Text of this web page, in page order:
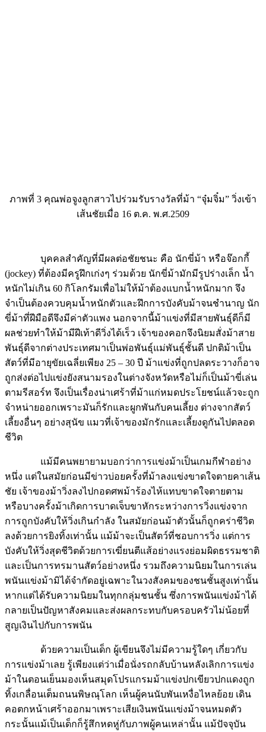
ภาพที่ 3 คุณพ่อจูงลูกสาวไปร่วมรับรางวัลที่ม้า “จุ๋มจิ๋ม” วิ่งเข้า
เส้นชัยเมื่อ 16 ต.ค. พ.ศ.2509
บุคคลสำคัญที่มีผลต่อชัยชนะ คือ นักขี่ม้า หรือจ๊อกกี้
(jockey) ที่ต้องมีครูฝึกเก่งๆ ร่วมด้วย นักขี่ม้ามักมีรูปร่างเล็ก น้ำ
หนักไม่เกิน 60 กิโลกรัมเพื่อไม่ให้ม้าต้องแบกน้ำหนักมาก จึง
จำเป็นต้องควบคุมน้ำหนักตัวและฝึกการบังคับม้าจนชำนาญ นัก
ขี่ม้าที่ฝีมือดีจึงมีค่าตัวแพง นอกจากนี้ม้าแข่งที่มีสายพันธุ์ดีก็มี
ผลช่วยทำให้ม้ามีฝีเท้าดีวิ่งได้เร็ว เจ้าของคอกจึงนิยมสั่งม้าสาย
พันธุ์ดีจากต่างประเทศมาเป็นพ่อพันธุ์แม่พันธุ์ชั้นดี ปกติม้าเป็น
สัตว์ที่มีอายุขัยเฉลี่ยเพียง 25 – 30 ปี ม้าแข่งที่ถูกปลดระวางก็อาจ
ถูกส่งต่อไปแข่งยังสนามรองในต่างจังหวัดหรือไม่ก็เป็นม้าขี่เล่น
ตามรีสอร์ท จึงเป็นเรื่องน่าเศร้าที่ม้าแก่หมดประโยชน์แล้วจะถูก
จำหน่ายออกเพราะมันก็รักและผูกพันกับคนเลี้ยง ต่างจากสัตว์
เลี้ยงอื่นๆ อย่างสุนัข แมวที่เจ้าของมักรักและเลี้ยงดูกันไปตลอด
ชีวิต
แม้มีคนพยายามบอกว่าการแข่งม้าเป็นเกมกีฬาอย่าง
หนึ่ง แต่ในสมัยก่อนมีข่าวบ่อยครั้งที่ม้าลงแข่งขาดใจตายคาเส้น
ชัย เจ้าของม้าวิ่งลงไปกอดศพม้าร้องไห้แทบขาดใจตายตาม
หรือบางครั้งม้าเกิดการบาดเจ็บขาหักระหว่างการวิ่งแข่งจาก
การถูกบังคับให้วิ่งเกินกำลัง ในสมัยก่อนม้าตัวนั้นก็ถูกคร่าชีวิต
ลงด้วยการยิงทิ้งเท่านั้น แม้ม้าจะเป็นสัตว์ที่ชอบการวิ่ง แต่การ
บังคับให้วิ่งสุดชีวิตด้วยการเฆี่ยนตีแส้อย่างแรงย่อมผิดธรรมชาติ
และเป็นการทรมานสัตว์อย่างหนึ่ง รวมถึงความนิยมในการเล่น
พนันแข่งม้ามิได้จำกัดอยู่เฉพาะในวงสังคมของชนชั้นสูงเท่านั้น
หากแต่ได้รับความนิยมในทุกกลุ่มชนชั้น ซึ่งการพนันแข่งม้าได้
กลายเป็นปัญหาสังคมและส่งผลกระทบกับครอบครัวไม่น้อยที่
สูญเงินไปกับการพนัน
ด้วยความเป็นเด็ก ผู้เขียนจึงไม่มีความรู้ใดๆ เกี่ยวกับ
การแข่งม้าเลย รู้เพียงแต่ว่าเมื่อนั่งรถกลับบ้านหลังเลิกการแข่ง
ม้าในตอนเย็นมองเห็นสมุดโปรแกรมม้าแข่งปกเขียวปกแดงถูก
ทิ้งเกลื่อนเต็มถนนพิษณุโลก เห็นผู้คนนับพันเหงื่อไหลย้อย เดิน
คอตกหน้าเศร้าออกมาเพราะเสียเงินพนันแข่งม้าจนหมดตัว
กระนั้นแม้เป็นเด็กก็รู้สึกหดหู่กับภาพผู้คนเหล่านั้น แม้ปัจจุบัน